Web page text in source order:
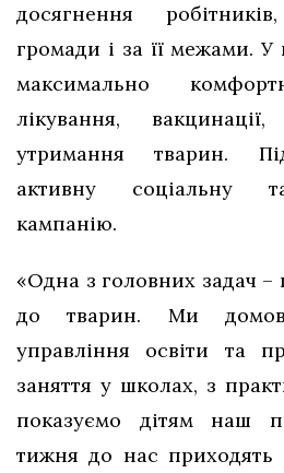
досягнення
громади і за її межами. У
максимально
лікування,
утримання тварин.
активну соціальну
кампанію.
«Одна з головних задач –
до тварин. Ми
управління освіти та
заняття у школах, з
показуємо дітям наш
тижня до нас приходять